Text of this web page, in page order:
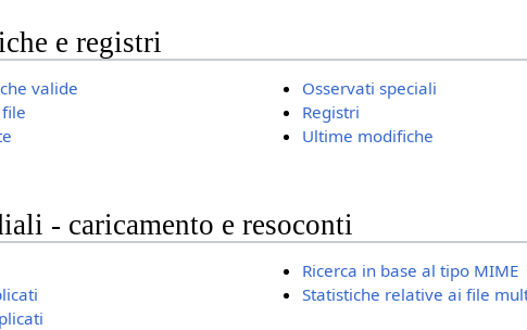
e registri
valide
Osservati speciali
Registri
Ultime modifiche
- caricamento e resoconti
Ricerca in base al tipo MIME
Statistiche relative ai file